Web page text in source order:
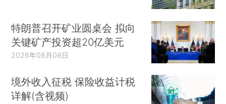
特朗普召开矿业圆桌会 拟向
关键矿产投资超20亿美元
2026年08月08日
境外收入征税 保险收益计税
详解(含视频)